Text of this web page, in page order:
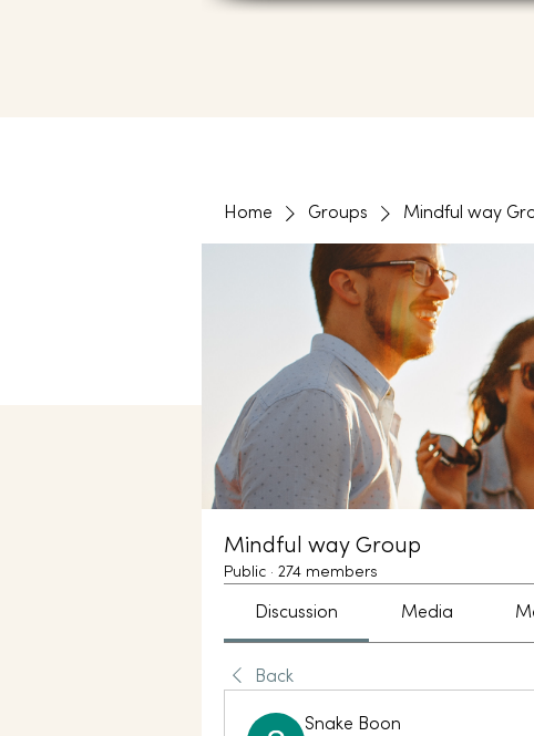
Home Groups Mindful way
Mindful way Group
Public · 274 members
Discussion Media
Back
Snake Boon